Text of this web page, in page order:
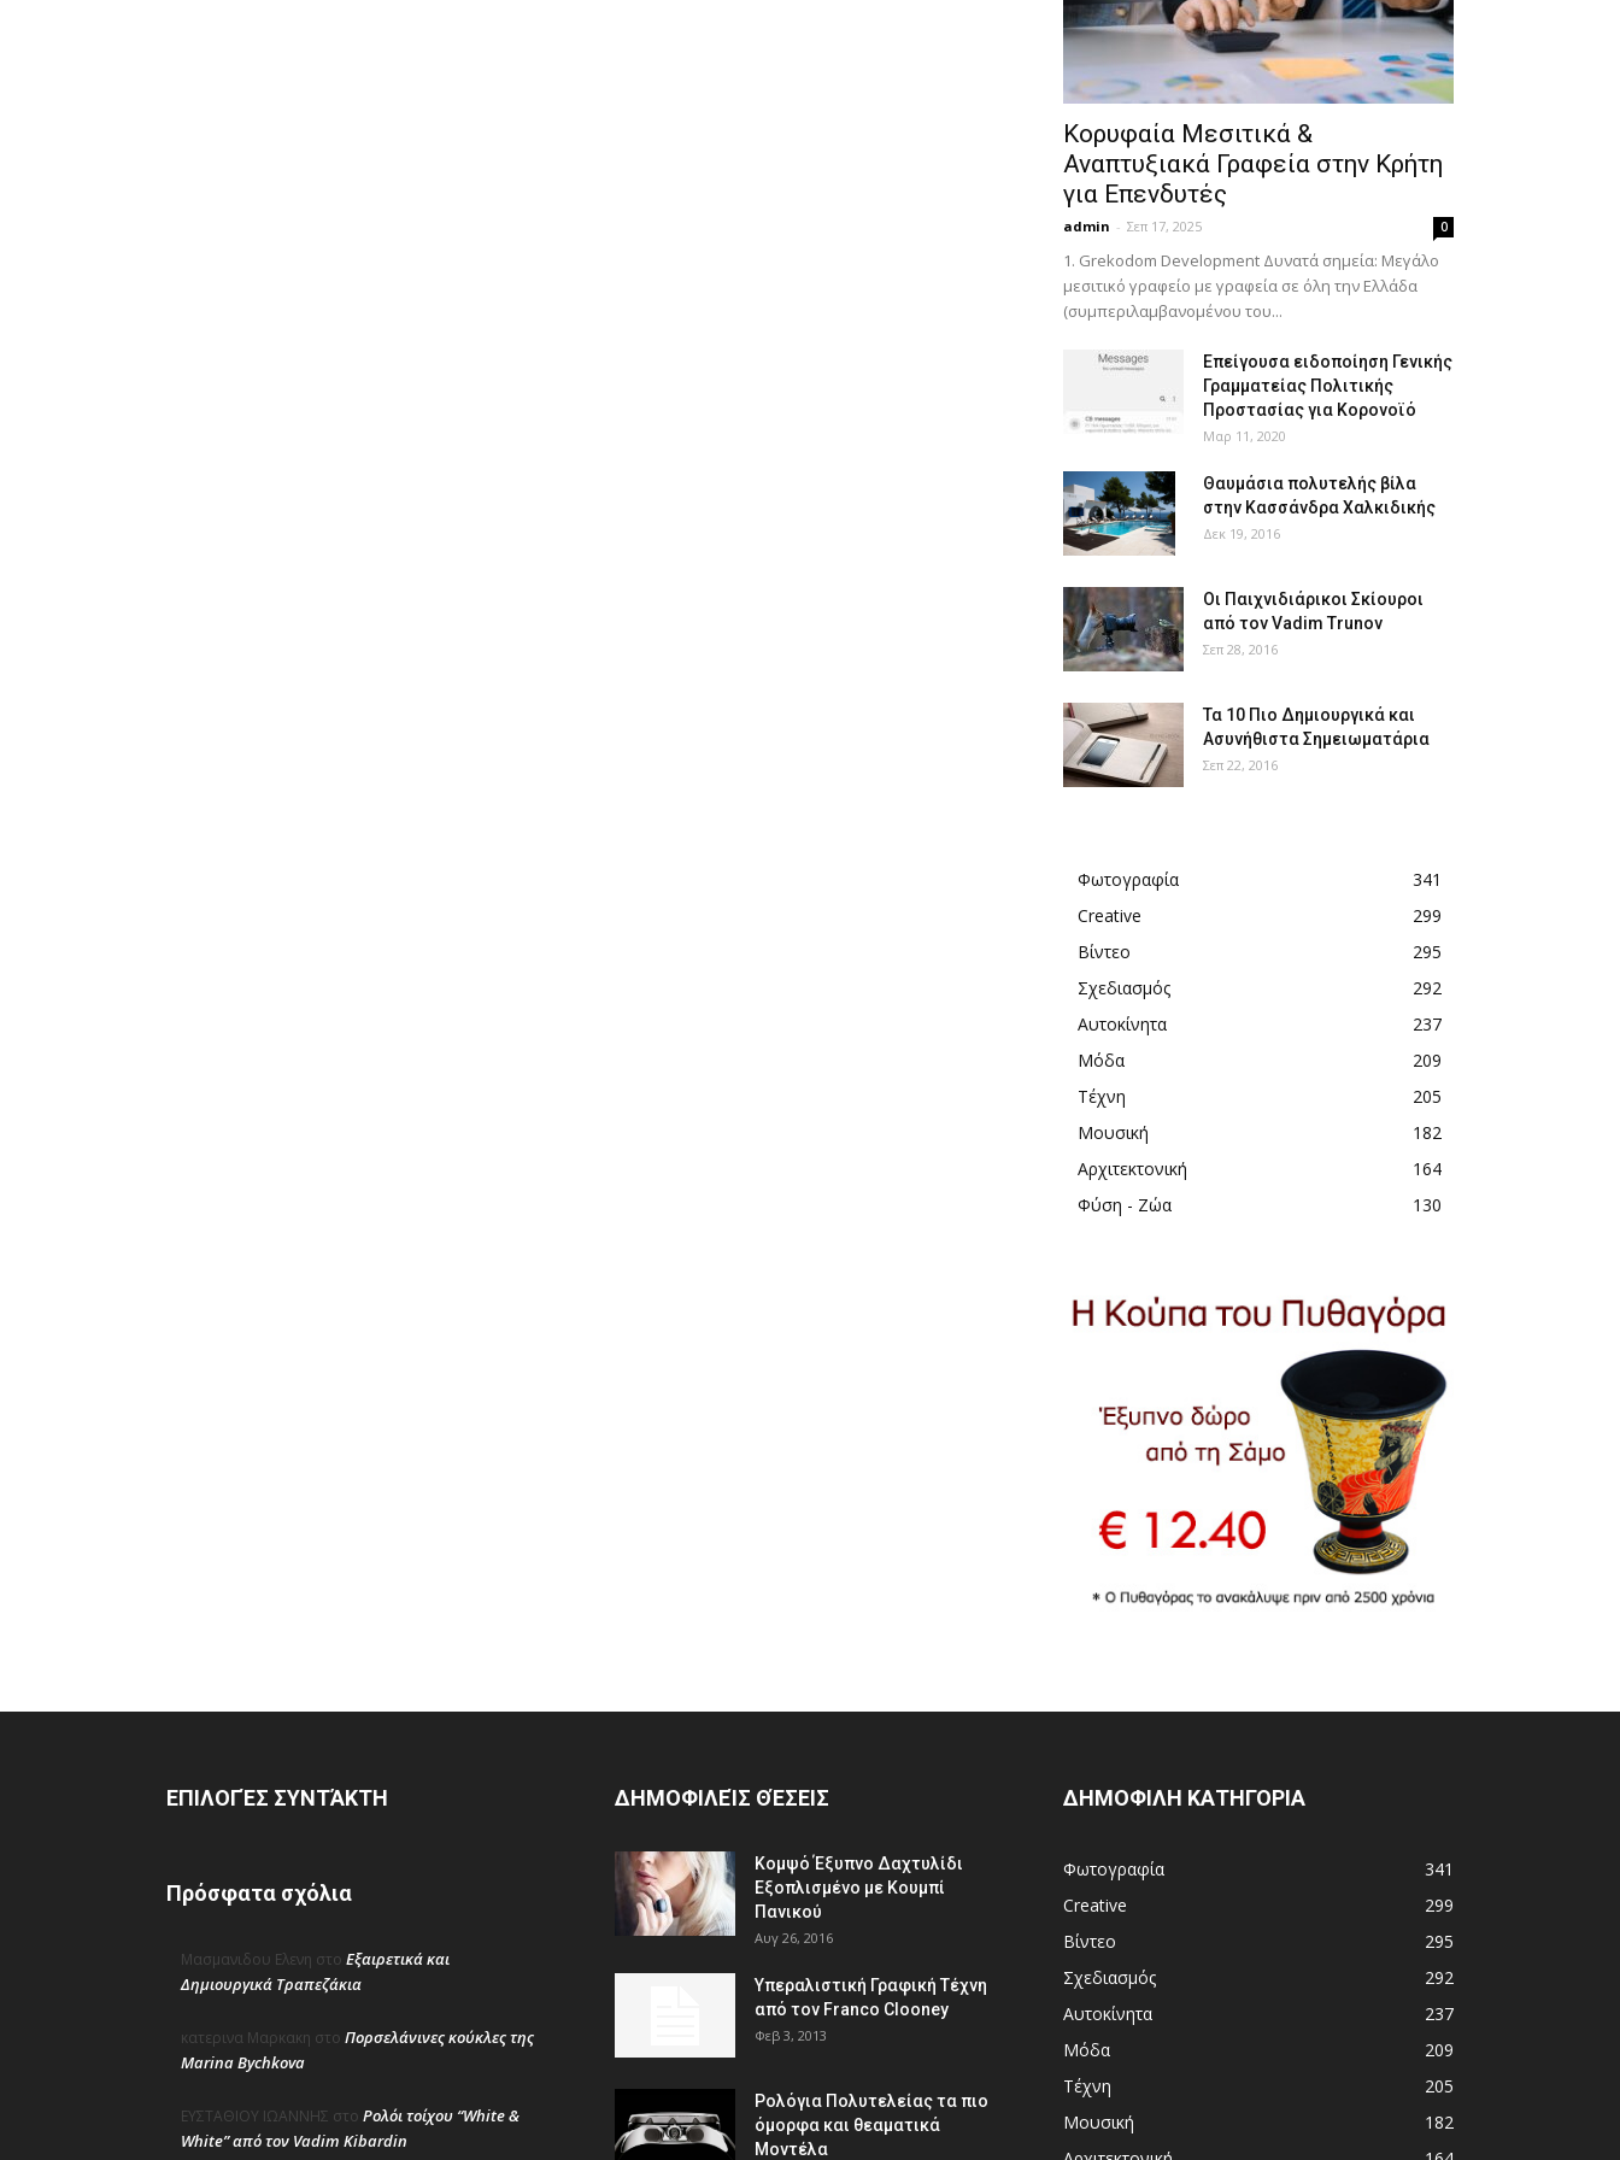
Κορυφαία Μεσιτικά &
Αναπτυξιακά Γραφεία στην Κρήτη
για Επενδυτές
admin - Σεπ 17, 2025 0
1. Grekodom Development Δυνατά σημεία: Μεγάλο
μεσιτικό γραφείο με γραφεία σε όλη την Ελλάδα
(συμπεριλαμβανομένου του...
Επείγουσα ειδοποίηση Γενικής
Γραμματείας Πολιτικής
Προστασίας για Κορονοϊό
Μαρ 11, 2020
Θαυμάσια πολυτελής βίλα
στην Κασσάνδρα Χαλκιδικής
Δεκ 19, 2016
Οι Παιχνιδιάρικοι Σκίουροι
από τον Vadim Trunov
Σεπ 28, 2016
Τα 10 Πιο Δημιουργικά και
Ασυνήθιστα Σημειωματάρια
Σεπ 22, 2016
Φωτογραφία
341
Creative
299
Βίντεο
295
Σχεδιασμός
292
Αυτοκίνητα
237
Μόδα
209
Τέχνη
205
Μουσική
182
Αρχιτεκτονική
164
Φύση - Ζώα
130
ΕΠΙΛΟΓΈΣ ΣΥΝΤΆΚΤΗ
Πρόσφατα σχόλια
Μασμανιδου Ελενη στο Εξαιρετικά και
Δημιουργικά Τραπεζάκια
κατερινα Μαρκακη στο Πορσελάνινες κούκλες της
Marina Bychkova
ΕΥΣΤΑΘΙΟΥ ΙΩΑΝΝΗΣ στο Ρολόι τοίχου “White &
White” από τον Vadim Kibardin
ΔΗΜΟΦΙΛΕΊΣ ΘΈΣΕΙΣ
Κομψό Έξυπνο Δαχτυλίδι
Εξοπλισμένο με Κουμπί
Πανικού
Αυγ 26, 2016
Υπεραλιστική Γραφική Τέχνη
από τον Franco Clooney
Φεβ 3, 2013
Ρολόγια Πολυτελείας τα πιο
όμορφα και θεαματικά
Μοντέλα
ΔΗΜΟΦΙΛΗ ΚΑΤΗΓΟΡΙΑ
Φωτογραφία
341
Creative
299
Βίντεο
295
Σχεδιασμός
292
Αυτοκίνητα
237
Μόδα
209
Τέχνη
205
Μουσική
182